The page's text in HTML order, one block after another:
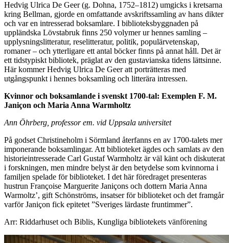
Hedvig Ulrica De Geer (g. Dohna, 1752–1812) umgicks i kretsarna
kring Bellman, gjorde en omfattande avskriftssamling av hans dikter
och var en intresserad boksamlare. I biblioteksbyggnaden på
uppländska Lövstabruk finns 250 volymer ur hennes samling –
upplysningslitteratur, reselitteratur, politik, populärvetenskap,
romaner – och ytterligare ett antal böcker finns på annat håll. Det är
ett tidstypiskt bibliotek, präglat av den gustavianska tidens lättsinne.
Här kommer Hedvig Ulrica De Geer att porträtteras med
utgångspunkt i hennes boksamling och litterära intressen.
Kvinnor och boksamlande i svenskt 1700-tal: Exemplen F. M.
Janiçon och Maria Anna Warmholtz
Ann Öhrberg, professor em. vid Uppsala universitet
På godset Christineholm i Sörmland återfanns en av 1700-talets mer
imponerande boksamlingar. Att biblioteket ägdes och samlats av den
historieintresserade Carl Gustaf Warmholtz är väl känt och diskuterat
i forskningen, men mindre belyst är den betydelse som kvinnorna i
familjen spelade för biblioteket. I det här föredraget presenteras
hustrun Françoise Marguerite Janiçons och dottern Maria Anna
Warmoltz’, gift Schönströms, insatser för biblioteket och det framgår
varför Janiçon fick epitetet ”Sveriges lärdaste fruntimmer”.
Arr: Riddarhuset och Biblis, Kungliga bibliotekets vänförening